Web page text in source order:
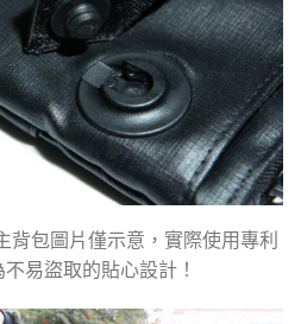
包圖片僅示意，實際使用專利
易盜取的貼心設計！